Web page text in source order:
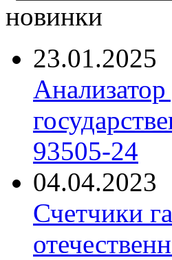
новинки
23.01.2025
93505-24
04.04.2023
Счетчики